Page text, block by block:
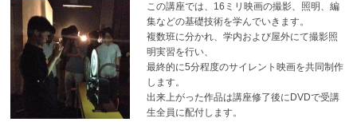
この講座では、16ミリ映画の撮影、照明、編
集などの基礎技術を学んでいきます。
複数班に分かれ、学内および屋外にて撮影照
明実習を行い、
最終的に5分程度のサイレント映画を共同制作
します。
出来上がった作品は講座修了後にDVDで受講
生全員に配付します。